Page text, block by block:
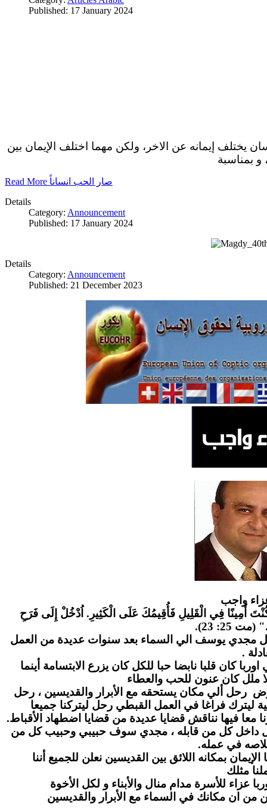
Published: 17 January 2024
يختلف إيمانه عن الاخر، ولكن مهما اختلف الإيمان بين
و بمناسبة
Read More صار الحب انساناً
Details
Category: Announcement
Published: 17 January 2024
Details
Category: Announcement
Published: 21 December 2023
واجب
أَمِينًا فِي الْقَلِيلِ فَأُقِيمُكَ عَلَى الْكَثِيرِ. اُدْخُلْ إِلَى فَرَحِ
25: 23).
مجدي يوسف الي السماء بعد سنوات عديدة من العمل
.
كان قلبا نابضا حبا للكل كان يزرع الابتسامة أينما
ملل كان عنون للحب والعطاء
رحل ألي مكان يستحقه مع الأبرار والقديسين ، رحل
ليترك فراغا في العمل القبطي رحل ليتركنا جميعا
فيها نناقش قضايا عديدة من قضايا اضطهاد الأقباط.
داخل كل من قابله ، مجدي سوف حبيبي وحبيب كل من
في عمله.
بمكانه اللائق بين القديسين نعلن للجميع أننا
مثلك
عزاء للأسرة مدام منال والأبناء و لكل الأخوة
من ان مكانك في السماء مع الأبرار والقديسين